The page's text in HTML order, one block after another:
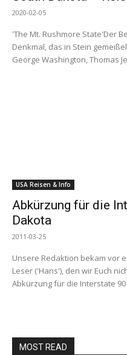
2020-02-05
'The Mt. Rushmore State'Der
Denkmal, das in Stein
George Washington, Thomas
USA Reisen & Info
Abkürzung für die
Dakota
2011-03-25
Unsere Redaktion bekam vor
Leser ('Hans'), den wir Euch nicht
Abkürzung für die Interstate 90
MOST READ